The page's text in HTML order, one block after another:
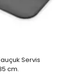
Servis
cm.